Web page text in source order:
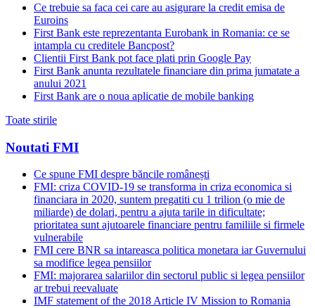
Ce trebuie sa faca cei care au asigurare la credit emisa de
Euroins
First Bank este reprezentanta Eurobank in Romania: ce se
intampla cu creditele Bancpost?
Clientii First Bank pot face plati prin Google Pay
First Bank anunta rezultatele financiare din prima jumatate a
anului 2021
First Bank are o noua aplicatie de mobile banking
Toate stirile
Noutati FMI
Ce spune FMI despre băncile românești
FMI: criza COVID-19 se transforma in criza economica si
financiara in 2020, suntem pregatiti cu 1 trilion (o mie de
miliarde) de dolari, pentru a ajuta tarile in dificultate;
prioritatea sunt ajutoarele financiare pentru familiile si firmele
vulnerabile
FMI cere BNR sa intareasca politica monetara iar Guvernului
sa modifice legea pensiilor
FMI: majorarea salariilor din sectorul public si legea pensiilor
ar trebui reevaluate
IMF statement of the 2018 Article IV Mission to Romania